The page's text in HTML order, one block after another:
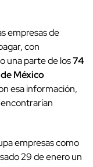
empresas de
con
una parte de los74
México
esa información,
encontrarían
empresas como
29 de enero un